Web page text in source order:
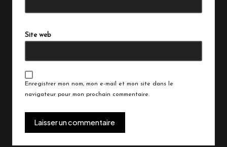
Site web
Enregistrer mon nom, mon e-mail et mon site dans le
navigateur pour mon prochain commentaire.
ti